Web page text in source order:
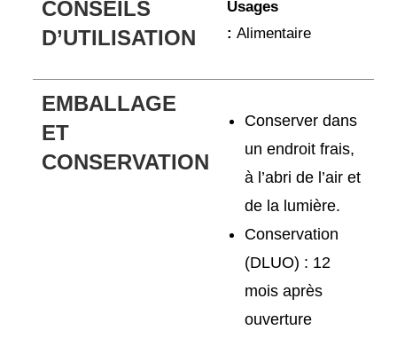
CONSEILS
D’UTILISATION
Usages
:Alimentaire
EMBALLAGE
ET
CONSERVATION
Conserver dans
un endroit frais,
à l’abri de l’air et
de la lumière.
Conservation
(DLUO) : 12
mois après
ouverture